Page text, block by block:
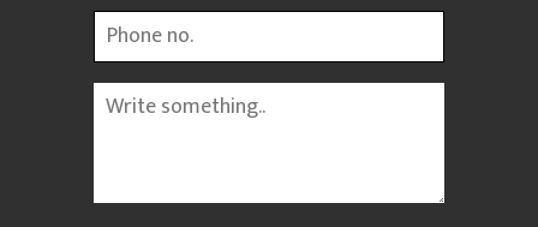
Phone
Message